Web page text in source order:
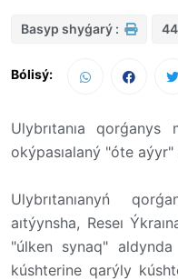
Basyp shyǵarý :
Bólisý:
Ulybrıtanıa qorǵanys
okýpasıalaný "óte
Ulybrıtanıanyń
aıtýynsha, Reseı
"úlken synaq"
kúshterine qarýly